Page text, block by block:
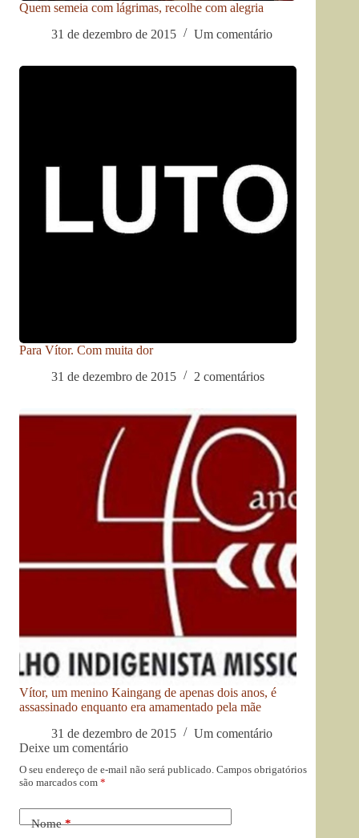
Quem semeia com lágrimas, recolhe com alegria
31 de dezembro de 2015
Um comentário
Para Vítor. Com muita dor
31 de dezembro de 2015
2 comentários
Vítor, um menino Kaingang de apenas dois anos, é
assassinado enquanto era amamentado pela mãe
31 de dezembro de 2015
Um comentário
Deixe um comentário
O seu endereço de e-mail não será publicado. Campos obrigatórios
são marcados com *
Nome*